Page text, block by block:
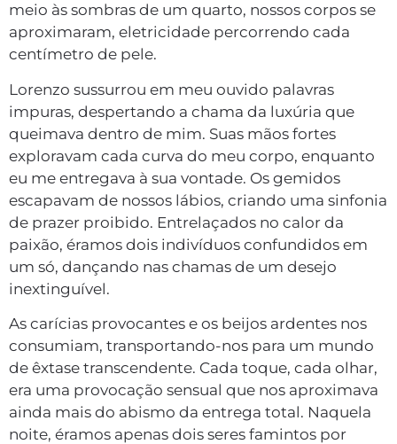
meio às sombras de um quarto, nossos corpos se
aproximaram, eletricidade percorrendo cada
centímetro de pele.
Lorenzo sussurrou em meu ouvido palavras
impuras, despertando a chama da luxúria que
queimava dentro de mim. Suas mãos fortes
exploravam cada curva do meu corpo, enquanto
eu me entregava à sua vontade. Os gemidos
escapavam de nossos lábios, criando uma sinfonia
de prazer proibido. Entrelaçados no calor da
paixão, éramos dois indivíduos confundidos em
um só, dançando nas chamas de um desejo
inextinguível.
As carícias provocantes e os beijos ardentes nos
consumiam, transportando-nos para um mundo
de êxtase transcendente. Cada toque, cada olhar,
era uma provocação sensual que nos aproximava
ainda mais do abismo da entrega total. Naquela
noite, éramos apenas dois seres famintos por